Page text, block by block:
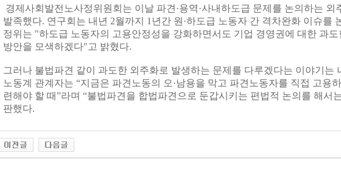
경제사회발전노사정위원회는 이날 파견·용역·사내하도급 문제를 논의하는 외
발족했다. 연구회는 내년 2월까지 1년간 원·하도급 노동자 간 격차완화 이슈를
정위는 "하도급 노동자의 고용안정성을 강화하면서도 기업 경영권에 대한 과
방안을 모색하겠다"고 밝혔다.
그러나 불법파견 같이 과도한 외주화로 발생하는 문제를 다루겠다는 이야기는
노동계 관계자는 “지금은 파견노동의 오·남용을 막고 파견노동자를 직접 고용
련해야 할 때”라며 “불법파견을 합법파견으로 둔갑시키는 편법적 논의를 해서
판했다.